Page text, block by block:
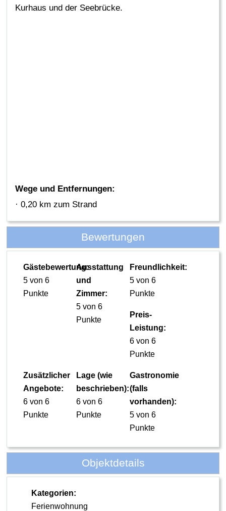
Kurhaus und der Seebrücke.
Wege und Entfernungen:
· 0,20 km zum Strand
Bewertungen
Gästebewertung:
5 von 6
Punkte
Ausstattung
und
Zimmer:
5 von 6
Punkte
Freundlichkeit:
5 von 6
Punkte
Preis-
Leistung:
6 von 6
Punkte
Zusätzlicher
Angebote:
6 von 6
Punkte
Lage (wie
beschrieben):
6 von 6
Punkte
Gastronomie
(falls
vorhanden):
5 von 6
Punkte
Objektdetails
Kategorien:
Ferienwohnung